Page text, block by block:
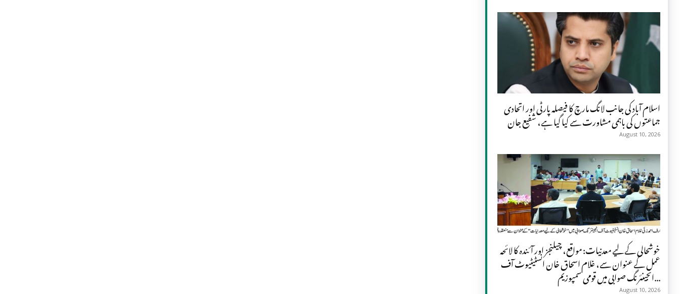
اسلام آباد کی جانب لانگ مارچ کا فیصلہ پارٹی اور اتحادی
جماعتوں کی باہمی مشاورت سے کیا گیا ہے، شفیع جان
August 10, 2026
خوشحالی کے لیے معدنیات: مواقع، چیلنجز اور آئندہ کا لائحہ
عمل کے عنوان سے، غلام اسحاق خان انسٹیٹیوٹ آف
انجینئرنگ صوابی میں قومی سمپوزیم...
August 10, 2026